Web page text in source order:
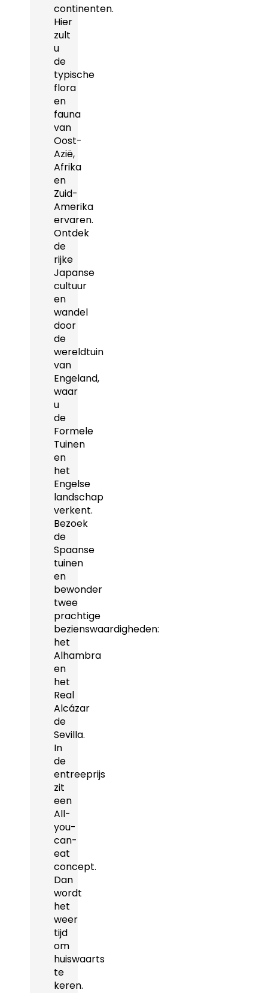
continenten.
Hier
zult
u
de
typische
flora
en
fauna
van
Oost-
Azië,
Afrika
en
Zuid-
Amerika
ervaren.
Ontdek
de
rijke
Japanse
cultuur
en
wandel
door
de
wereldtuin
van
Engeland,
waar
u
de
Formele
Tuinen
en
het
Engelse
landschap
verkent.
Bezoek
de
Spaanse
tuinen
en
bewonder
twee
prachtige
bezienswaardigheden:
het
Alhambra
en
het
Real
Alcázar
de
Sevilla.
In
de
entreeprijs
zit
een
All-
you-
can-
eat
concept.
Dan
wordt
het
weer
tijd
om
huiswaarts
te
keren.